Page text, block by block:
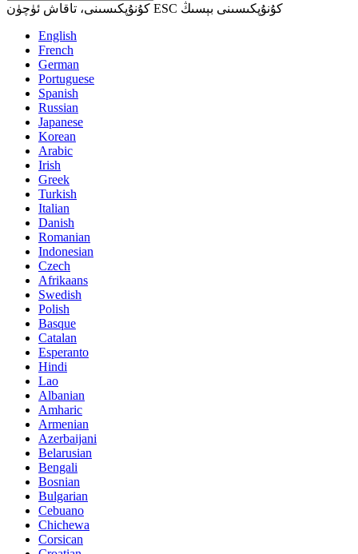
كۇنۇپكىسىنى، تاقاش ئۈچۈن ESC كۇنۇپكىسىنى بېسىڭ
English
French
German
Portuguese
Spanish
Russian
Japanese
Korean
Arabic
Irish
Greek
Turkish
Italian
Danish
Romanian
Indonesian
Czech
Afrikaans
Swedish
Polish
Basque
Catalan
Esperanto
Hindi
Lao
Albanian
Amharic
Armenian
Azerbaijani
Belarusian
Bengali
Bosnian
Bulgarian
Cebuano
Chichewa
Corsican